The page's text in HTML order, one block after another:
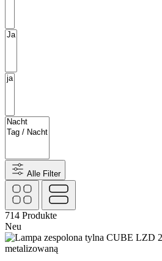
Alle Filter
714 Produkte
Neu